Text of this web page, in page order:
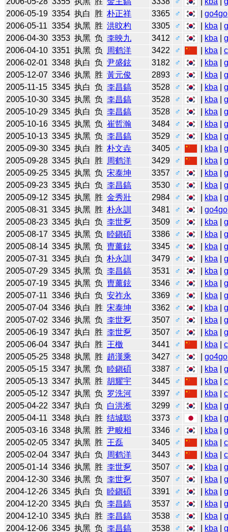
2006-05-19 3354 执白 胜 朴正祥 3365 ♂ |go4go
2006-05-11 3354 执黑 胜 洪旼杓 3305 ♂ kba |
2006-04-30 3353 执黑 负 李映九 3412 ♂ kba |
2006-04-10 3351 执黑 负 周鹤洋 3422 ♂ kba |
2006-02-01 3348 执白 负 尹盛鉉 3182 ♂ kba |
2005-12-07 3346 执黑 胜 黃元俊 2893 ♂ kba |
2005-11-15 3345 执白 负 李昌鎬 3528 ♂ kba |
2005-10-30 3345 执黑 负 李昌鎬 3528 ♂ kba |
2005-10-29 3345 执白 负 李昌鎬 3528 ♂ kba |
2005-10-16 3345 执黑 负 崔哲瀚 3484 ♂ kba |
2005-10-13 3345 执黑 负 李昌鎬 3529 ♂ kba |
2005-09-30 3345 执白 胜 朴文垚 3405 ♂ kba |
2005-09-28 3345 执白 胜 周鹤洋 3429 ♂ kba |
2005-09-25 3345 执黑 负 宋泰坤 3357 ♂ kba |
2005-09-23 3345 执白 负 李昌鎬 3530 ♂ kba |
2005-09-12 3345 执黑 胜 金秀壯 2984 ♂ kba |
2005-08-31 3345 执黑 胜 朴永訓 3481 ♂ |go4go
2005-08-23 3345 执白 负 李世乭 3509 ♂ kba |
2005-08-17 3345 执黑 负 睦鎭碩 3386 ♂ kba |
2005-08-14 3345 执黑 负 曺薰鉉 3345 ♂ kba |
2005-07-31 3345 执白 负 朴永訓 3479 ♂ kba |
2005-07-29 3345 执黑 负 李昌鎬 3531 ♂ kba |
2005-07-19 3345 执黑 负 曺薰鉉 3346 ♂ kba |
2005-07-11 3346 执白 负 安祚永 3369 ♂ kba |
2005-07-04 3346 执白 胜 宋泰坤 3362 ♂ kba |
2005-07-02 3346 执黑 负 李世乭 3507 ♂ kba |
2005-06-19 3347 执白 胜 李世乭 3507 ♂ kba |
2005-06-04 3347 执白 胜 王檄 3441 ♂ kba |
2005-05-25 3348 执黑 胜 趙漢乘 3427 ♂ |go4go
2005-05-15 3347 执黑 负 睦鎭碩 3387 ♂ kba |
2005-05-13 3347 执黑 胜 胡耀宇 3445 ♂ kba |
2005-05-12 3347 执黑 负 罗洗河 3397 ♂ kba |
2005-04-22 3347 执白 负 白洪淅 3299 ♂ kba |
2005-04-11 3348 执白 胜 结城聪 3373 ♂ kba |
2005-03-16 3348 执黑 胜 尹畯相 3346 ♂ kba |
2005-02-05 3347 执黑 胜 王磊 3405 ♂ kba |
2005-02-04 3347 执白 负 周鹤洋 3443 ♂ kba |
2005-01-14 3346 执黑 胜 李世乭 3507 ♂ kba |
2004-12-30 3346 执黑 负 李世乭 3507 ♂ kba |
2004-12-26 3345 执白 负 睦鎭碩 3391 ♂ kba |
2004-12-20 3345 执白 负 李昌鎬 3537 ♂ kba |
2004-12-10 3345 执白 胜 李昌鎬 3538 ♂ kba |
2004-12-06 3345 执黑 负 李昌鎬 3538 ♂ kba |